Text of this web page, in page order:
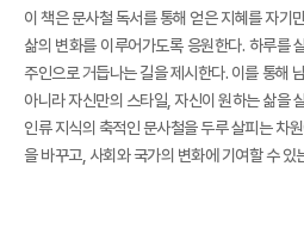
이 책은 문사철 독서를 통해 얻은 지혜를 자기
삶의 변화를 이루어가도록 응원한다. 하루를
주인으로 거듭나는 길을 제시한다. 이를 통해
아니라 자신만의 스타일, 자신이 원하는 삶을
인류 지식의 축적인 문사철을 두루 살피는 차
을 바꾸고, 사회와 국가의 변화에 기여할 수 있